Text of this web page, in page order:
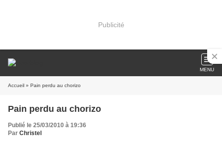
Publicité
MENU
Accueil » Pain perdu au chorizo
Pain perdu au chorizo
Publié le 25/03/2010 à 19:36
Par Christel